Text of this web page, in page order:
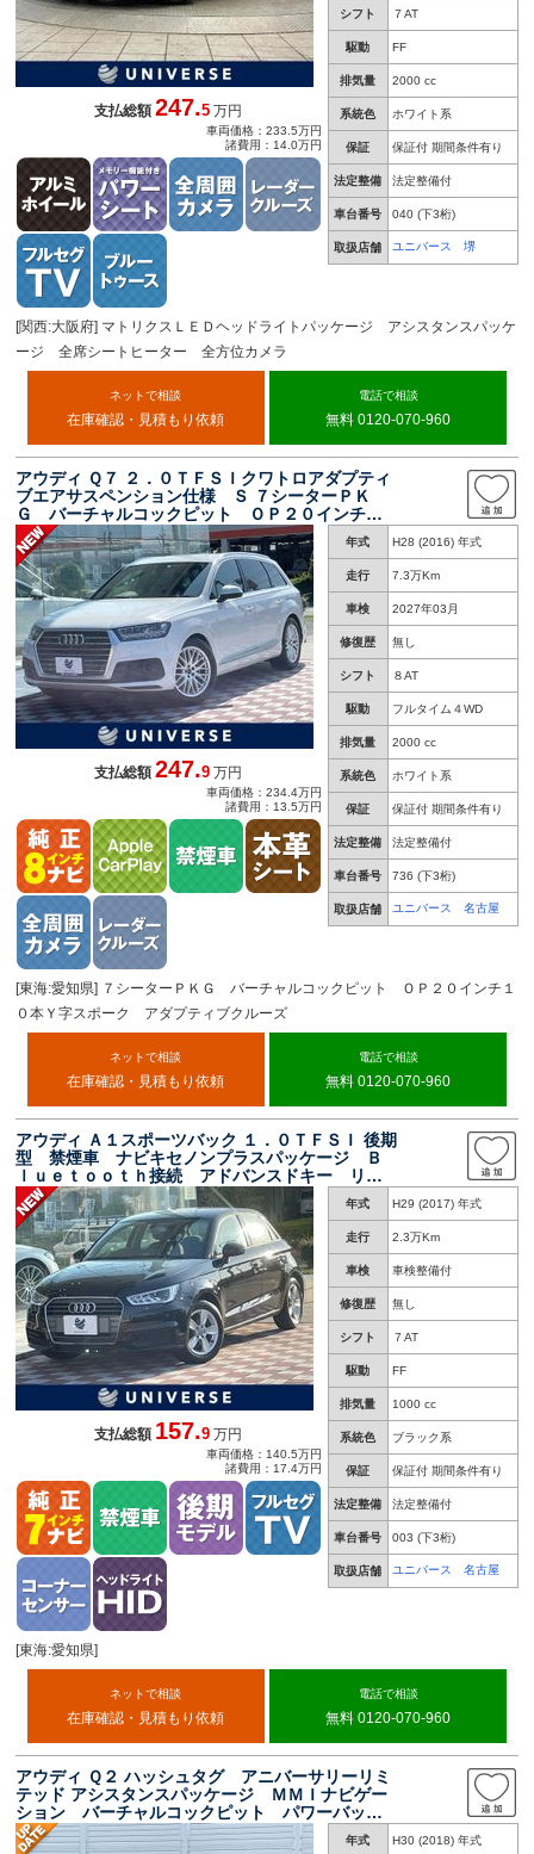
シフト ７AT
駆動 FF
排気量 2000 cc
系統色 ホワイト系
保証 保証付 期間条件有り
法定整備 法定整備付
車台番号 040 (下3桁)
取扱店舗 ユニバース 堺
支払総額247.5 万円
車両価格：233.5万円
諸費用：14.0万円
[関西:大阪府] マトリクスＬＥＤヘッドライトパッケージ アシスタンスパッケ
ージ 全席シートヒーター 全方位カメラ
ネットで相談
在庫確認・見積もり依頼
電話で相談
無料 0120-070-960
アウディ Ｑ７ ２．０ＴＦＳＩクワトロアダプティ
ブエアサスペンション仕様 Ｓ ７シーターＰＫ
Ｇ バーチャルコックピット ＯＰ２０インチ１
０本Ｙ字スポーク アダプティブクルーズ 純正
ナビ 全周囲カメラ Ａｐｐｌｅｃａｒｐｌａ
ｙ パワーシート 電動リアゲート 革巻ステア
リング 禁煙
年式 H28 (2016) 年式
走行 7.3万Km
車検 2027年03月
修復歴 無し
シフト ８AT
駆動 フルタイム４WD
排気量 2000 cc
系統色 ホワイト系
保証 保証付 期間条件有り
法定整備 法定整備付
車台番号 736 (下3桁)
取扱店舗 ユニバース 名古屋
支払総額247.9 万円
車両価格：234.4万円
諸費用：13.5万円
[東海:愛知県] ７シーターＰＫＧ バーチャルコックピット ＯＰ２０インチ１
０本Ｙ字スポーク アダプティブクルーズ
ネットで相談
在庫確認・見積もり依頼
電話で相談
無料 0120-070-960
アウディ Ａ１スポーツバック １．０ＴＦＳＩ 後期
型 禁煙車 ナビキセノンプラスパッケージ Ｂ
ｌｕｅｔｏｏｔｈ接続 アドバンスドキー リア
ソナー 純正１５インチＡＷ オートライト オ
ートエアコン ＥＴＣ
年式 H29 (2017) 年式
走行 2.3万Km
車検 車検整備付
修復歴 無し
シフト ７AT
駆動 FF
排気量 1000 cc
系統色 ブラック系
保証 保証付 期間条件有り
法定整備 法定整備付
車台番号 003 (下3桁)
取扱店舗 ユニバース 名古屋
支払総額157.9 万円
車両価格：140.5万円
諸費用：17.4万円
[東海:愛知県]
ネットで相談
在庫確認・見積もり依頼
電話で相談
無料 0120-070-960
アウディ Ｑ２ ハッシュタグ アニバーサリーリミ
テッド アシスタンスパッケージ ＭＭＩナビゲー
ション バーチャルコックピット パワーバック
ドア アダプティブクルーズ ＬＥＤライト 純
正１７インチアルミホイール シートヒーター
年式 H30 (2018) 年式